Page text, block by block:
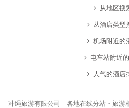
从地区搜
从酒店类型
机场附近的
电车站附近
人气的酒店
冲绳旅游有限公司 各地在线分站・旅游